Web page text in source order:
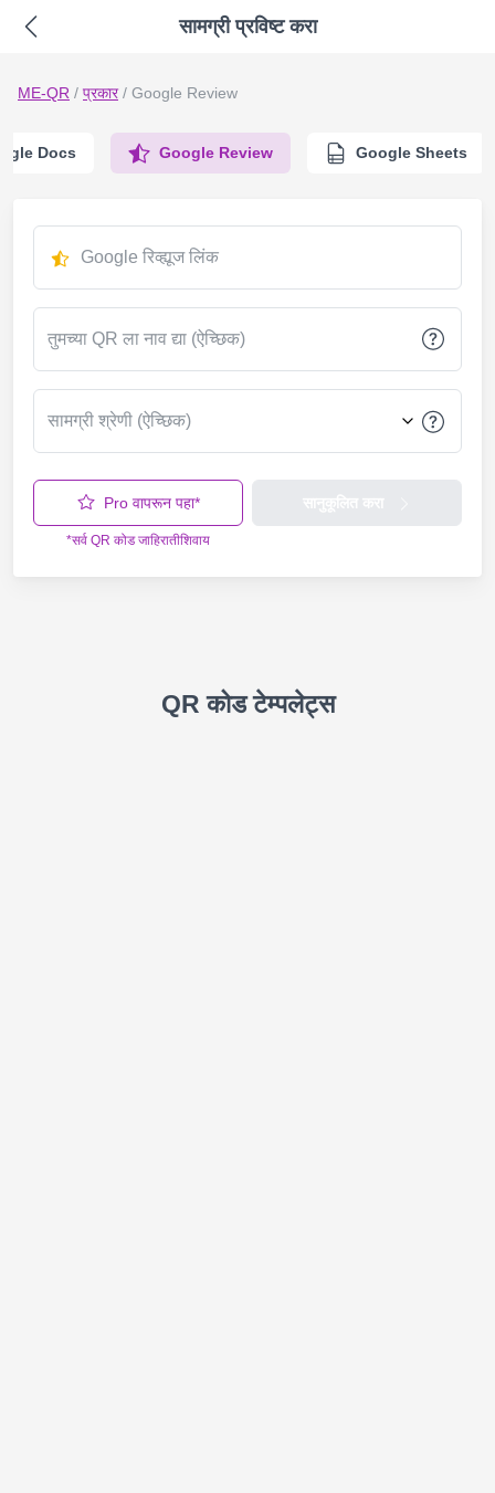
सामग्री प्रविष्ट करा
ME-QR / प्रकार / Google Review
Docs Google Review Google Sheets
Google रिव्ह्यूज लिंक
तुमच्या QR ला नाव द्या (ऐच्छिक)
Pro वापरून पहा*
*सर्व QR कोड जाहिरातीशिवाय
QR कोड टेम्पलेट्स